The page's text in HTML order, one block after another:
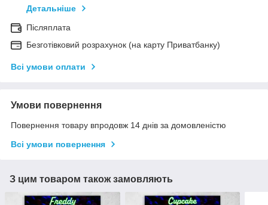
Детальніше
Післяплата
Безготівковий розрахунок (на карту Приватбанку)
Всі умови оплати
Умови повернення
Повернення товару впродовж 14 днів за домовленістю
Всі умови повернення
З цим товаром також замовляють